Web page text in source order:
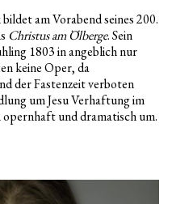
am Vorabend seines 200.
Christus am Ölberge. Sein
1803 in angeblich nur
keine Oper, da
der Fastenzeit verboten
um Jesu Verhaftung im
und dramatisch um.